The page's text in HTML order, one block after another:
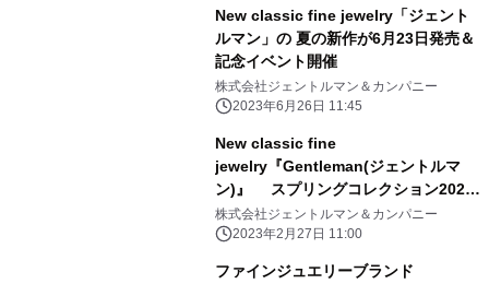
New classic fine jewelry「ジェント
ルマン」の 夏の新作が6月23日発売＆
記念イベント開催
株式会社ジェントルマン＆カンパニー
2023年6月26日 11:45
New classic fine
jewelry『Gentleman(ジェントルマ
ン)』 スプリングコレクション2023
を発表＆イベントを開催
株式会社ジェントルマン＆カンパニー
2023年2月27日 11:00
ファインジュエリーブランド